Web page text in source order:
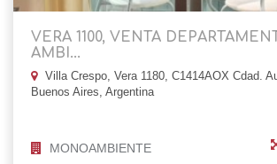
VERA 1100, VENTA
AMBI...
Villa Crespo, Vera 1180, C1414AOX Cdad.
Buenos Aires, Argentina
MONOAMBIENTE